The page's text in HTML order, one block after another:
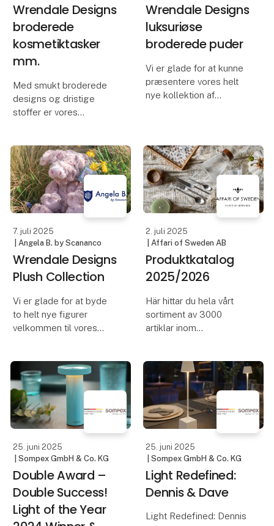
Wrendale Designs
broderede
kosmetiktasker
mm.
Med smukt broderede
designs og dristige
stoffer er vores
kosmetiktasker og -
etuier perfekte til at
holde styr på tingene
derhjemme eller på
farten. Hvert design fås i
Wrendale Designs
luksuriøse
broderede puder
Vi er glade for at kunne
præsentere vores helt
nye kollektion af
mættede farver og med
udsøgte broderede
designs. Disse puder er
en perfek
7. juli 2025
| Angela B. by Scananco
Wrendale Designs
Plush Collection
Vi er glade for at byde
to helt nye figurer
velkommen til vores
Vanessa og bæveren
Chester. Vi har også
tilføjet Rosie Junior, en
mindre version af vores
elsked
2. juli 2025
| Affari of Sweden AB
Produktkatalog
2025/2026
Här hittar du hela vårt
sortiment av 3000
artiklar inom
på ett och samma ställe.
Vi hoppas att katalogen
blir ett praktiskt verktyg
när du planerar dina ink
25. juni 2025
| Sompex GmbH & Co. KG
Double Award –
Double Success!
Light of the Year
25. juni 2025
| Sompex GmbH & Co. KG
Light Redefined:
Dennis & Dave
Light Redefined: Dennis